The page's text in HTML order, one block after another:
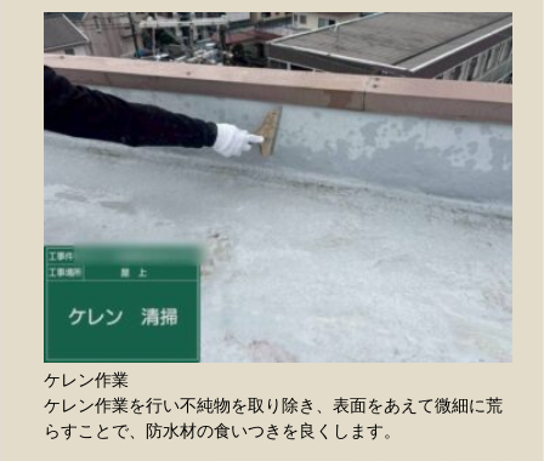
ケレン作業
ケレン作業を行い不純物を取り除き、表面をあえて微細に荒
らすことで、防水材の食いつきを良くします。